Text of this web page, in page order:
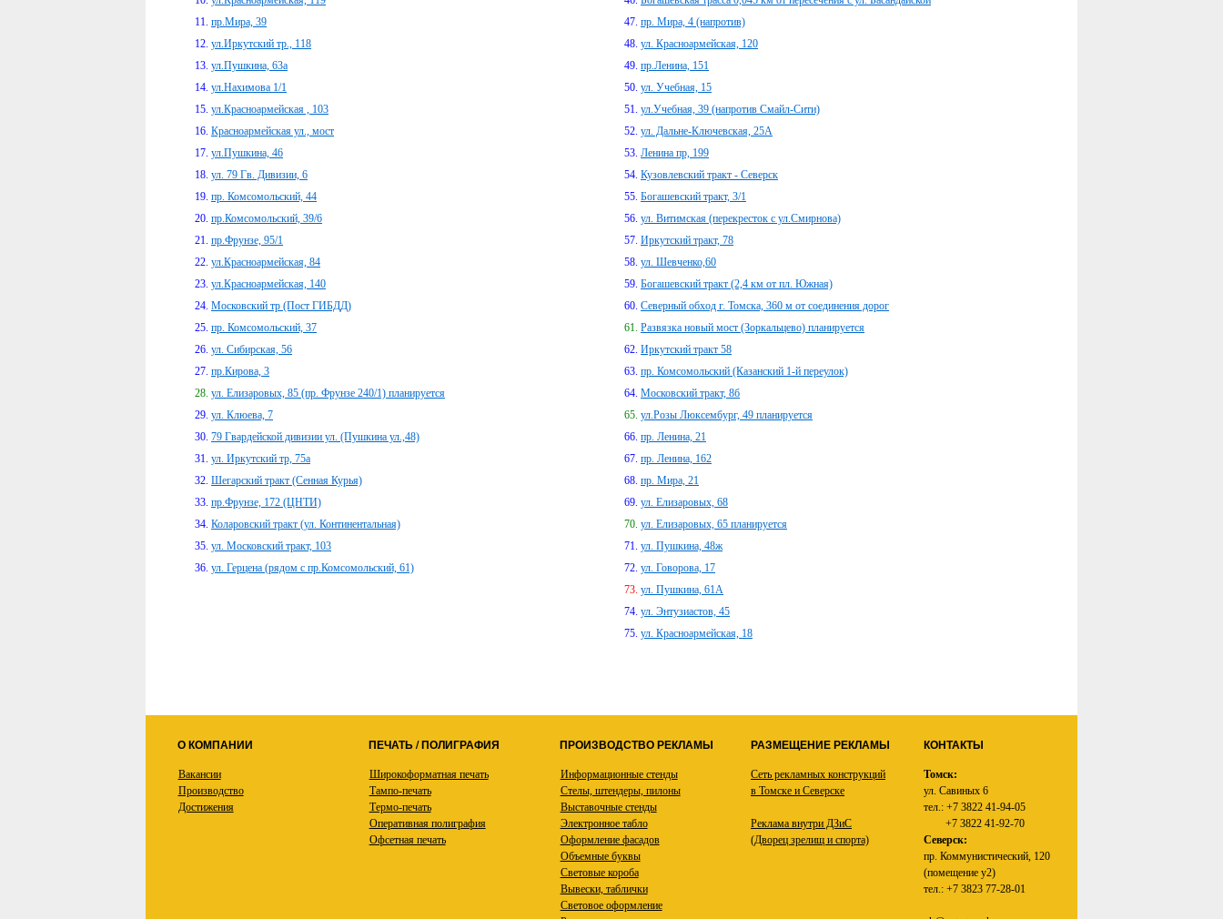
пр.Мира, 39
ул.Иркутский тр., 118
ул.Пушкина, 63а
ул.Нахимова 1/1
ул.Красноармейская , 103
Красноармейская ул., мост
ул.Пушкина, 46
ул. 79 Гв. Дивизии, 6
пр. Комсомольский, 44
пр.Комсомольский, 39/6
пр.Фрунзе, 95/1
ул.Красноармейская, 84
ул.Красноармейская, 140
Московский тр (Пост ГИБДД)
пр. Комсомольский, 37
ул. Сибирская, 56
пр.Кирова, 3
ул. Елизаровых, 85 (пр. Фрунзе 240/1) планируется
ул. Клюева, 7
79 Гвардейской дивизии ул. (Пушкина ул.,48)
ул. Иркутский тр, 75а
Шегарский тракт (Сенная Курья)
пр.Фрунзе, 172 (ЦНТИ)
Коларовский тракт (ул. Континентальная)
ул. Московский тракт, 103
ул. Герцена (рядом с пр.Комсомольский, 61)
пр. Мира, 4 (напротив)
ул. Красноармейская, 120
пр.Ленина, 151
ул. Учебная, 15
ул.Учебная, 39 (напротив Смайл-Сити)
ул. Дальне-Ключевская, 25А
Ленина пр, 199
Кузовлевский тракт - Северск
Богашевский тракт, 3/1
ул. Витимская (перекресток с ул.Смирнова)
Иркутский тракт, 78
ул. Шевченко,60
Богашевский тракт (2,4 км от пл. Южная)
Северный обход г. Томска, 360 м от соединения дорог
Развязка новый мост (Зоркальцево) планируется
Иркутский тракт 58
пр. Комсомольский (Казанский 1-й переулок)
Московский тракт, 8б
ул.Розы Люксембург, 49 планируется
пр. Ленина, 21
пр. Ленина, 162
пр. Мира, 21
ул. Елизаровых, 68
ул. Елизаровых, 65 планируется
ул. Пушкина, 48ж
ул. Говорова, 17
ул. Пушкина, 61А
ул. Энтузиастов, 45
ул. Красноармейская, 18
О КОМПАНИИ
Вакансии
Производство
Достижения
ПЕЧАТЬ / ПОЛИГРАФИЯ
Широкоформатная печать
Тампо-печать
Термо-печать
Оперативная полиграфия
Офсетная печать
ПРОИЗВОДСТВО РЕКЛАМЫ
Информационные стенды
Стелы, штендеры, пилоны
Выставочные стенды
Электронное табло
Оформление фасадов
Объемные буквы
Световые короба
Вывески, таблички
Световое оформление
РАЗМЕЩЕНИЕ РЕКЛАМЫ
Сеть рекламных конструкций
в Томске и Северске
Реклама внутри ДЗиС
(Дворец зрелищ и спорта)
КОНТАКТЫ
Томск:
ул. Савиных 6
тел.: +7 3822 41-94-05
+7 3822 41-92-70
Северск:
пр. Коммунистический, 120
(помещение у2)
тел.: +7 3823 77-28-01